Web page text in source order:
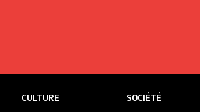
CULTURE SOCIÉTÉ